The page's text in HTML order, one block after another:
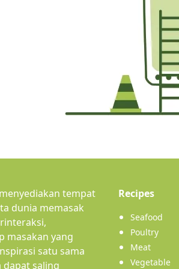
tempat
dunia memasak
masakan yang
satu sama
dapat saling
Recipes
Seafood
Poultry
Meat
Vegetable